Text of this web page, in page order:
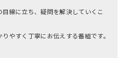
線に立ち、疑問を解決していくこ
やすく丁寧にお伝えする番組です。